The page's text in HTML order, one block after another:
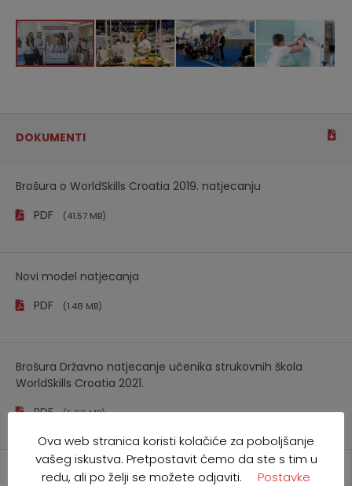
DOKUMENTI
Brošura o WorldSkills Croatia 2019. natjecanju
PDF
(41.57 MB)
Novi model natjecanja
PDF
(1.48 MB)
Brošura Državno natjecanje učenika strukovnih škola
WorldSkills Croatia 2021.
PDF
(5.99 MB)
PROJEKTI I SURADNJA
Ova web stranica koristi kolačiće za poboljšanje
vašeg iskustva. Pretpostavit ćemo da ste s tim u
redu, ali po želji se možete odjaviti.
Postavke